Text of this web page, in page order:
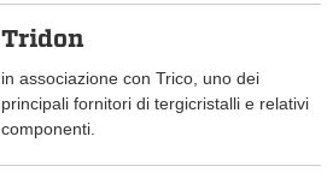
Tridon
in associazione con Trico, uno dei
principali fornitori di tergicristalli e relativi
componenti.